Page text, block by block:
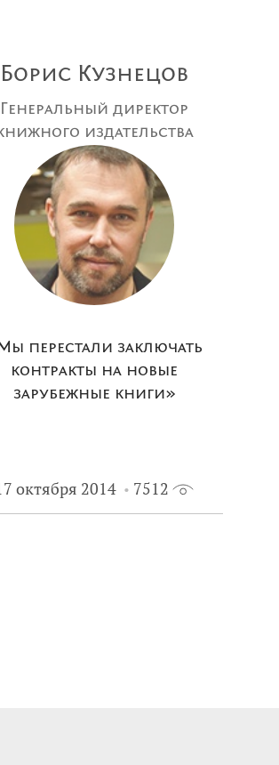
Борис Кузнецов
Генеральный директор
издательства
«Росмэн»
перестали заключать
контракты на новые
зарубежные книги»
октября 2014 7512